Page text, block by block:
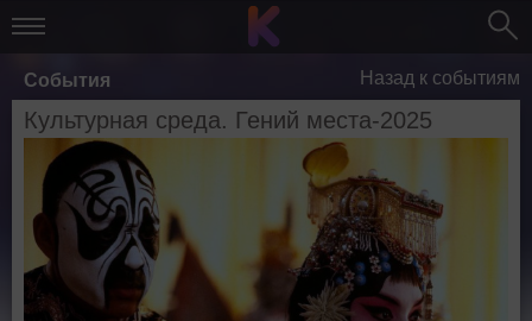
События Назад к событиям
Культурная среда. Гений места-2025